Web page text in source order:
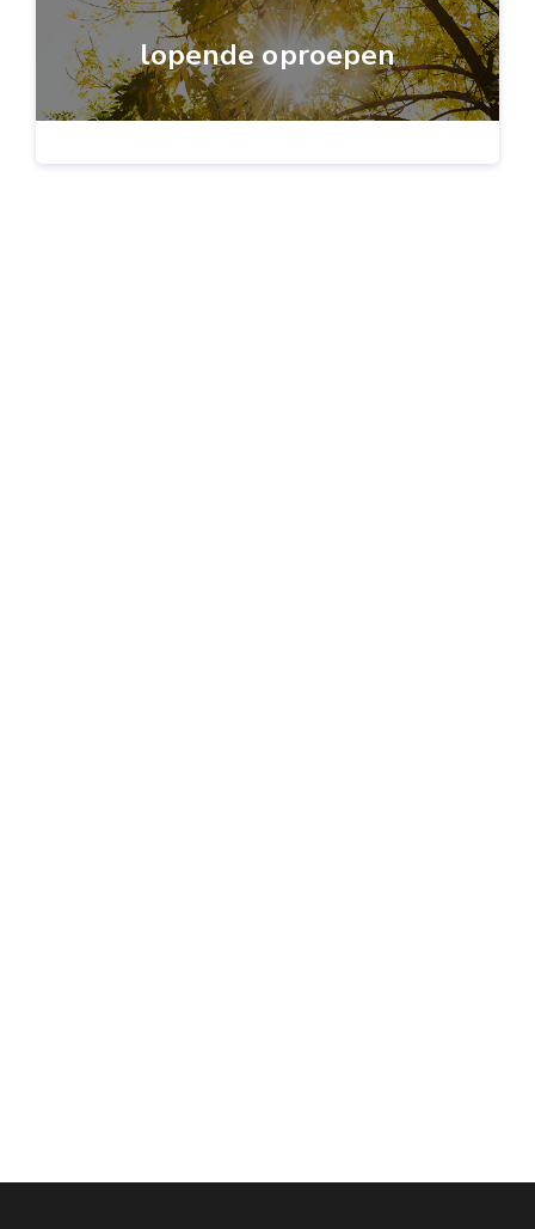
lopende oproepen